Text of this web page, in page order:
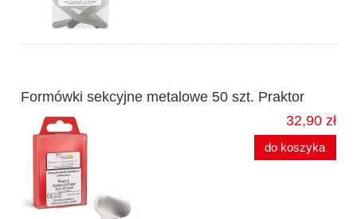
Formówki sekcyjne metalowe 50 szt. Praktor
32,90 zł
do koszyka